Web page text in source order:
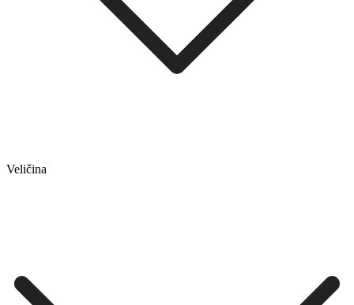
Veličina